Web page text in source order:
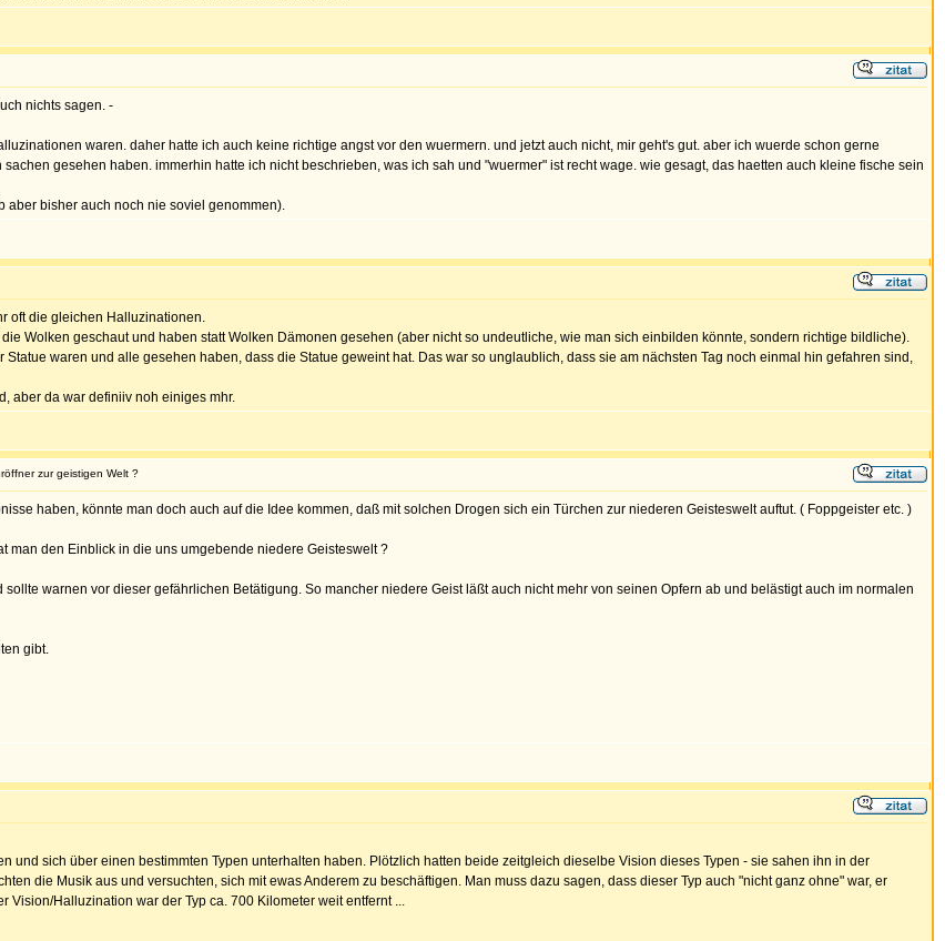
nichts sagen. -
waren. daher hatte ich auch keine richtige angst vor den wuermern. und jetzt auch nicht, mir geht's gut. aber ich wuerde schon gerne
gesehen haben. immerhin hatte ich nicht beschrieben, was ich sah und "wuermer" ist recht wage. wie gesagt, das haetten auch kleine fische sein
aber bisher auch noch nie soviel genommen).
oft die gleichen Halluzinationen.
Wolken geschaut und haben statt Wolken Dämonen gesehen (aber nicht so undeutliche, wie man sich einbilden könnte, sondern richtige bildliche).
waren und alle gesehen haben, dass die Statue geweint hat. Das war so unglaublich, dass sie am nächsten Tag noch einmal hin gefahren sind,
aber da war definiiv noh einiges mhr.
zur geistigen Welt ?
haben, könnte man doch auch auf die Idee kommen, daß mit solchen Drogen sich ein Türchen zur niederen Geisteswelt auftut. ( Foppgeister etc. )
man den Einblick in die uns umgebende niedere Geisteswelt ?
warnen vor dieser gefährlichen Betätigung. So mancher niedere Geist läßt auch nicht mehr von seinen Opfern ab und belästigt auch im normalen
gibt.
und sich über einen bestimmten Typen unterhalten haben. Plötzlich hatten beide zeitgleich dieselbe Vision dieses Typen - sie sahen ihn in der
die Musik aus und versuchten, sich mit ewas Anderem zu beschäftigen. Man muss dazu sagen, dass dieser Typ auch "nicht ganz ohne" war, er
Vision/Halluzination war der Typ ca. 700 Kilometer weit entfernt ...